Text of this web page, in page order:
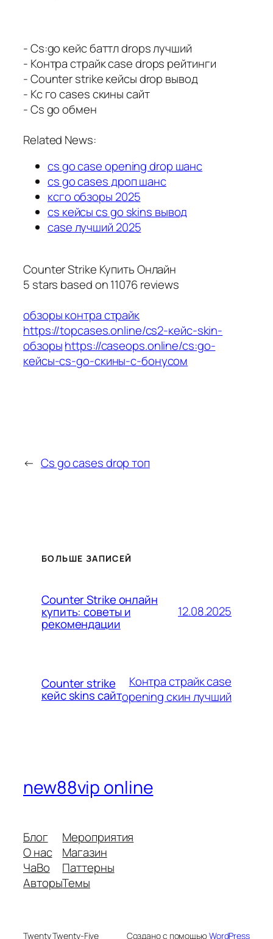
- Cs:go кейс баттл drops лучший
- Контра страйк case drops рейтинги
- Counter strike кейсы drop вывод
- Кс го cases скины сайт
- Cs go обмен
Related News:
cs go case opening drop шанс
cs go cases дроп шанс
ксго обзоры 2025
cs кейсы cs go skins вывод
case лучший 2025
Counter Strike Купить Онлайн
5 stars based on11076reviews
обзоры контра страйк
https://topcases.online/cs2-кейс-skin-
обзорыhttps://caseops.online/cs:go-
кейсы-cs-go-скины-с-бонусом
← Cs go cases drop топ
БОЛЬШЕ ЗАПИСЕЙ
Counter Strike онлайн
купить: советы и
рекомендации
12.08.2025
Counter strike
кейс skins сайт
Контра страйк case
opening скин лучший
new88vip online
Блог
О нас
ЧаВо
Авторы
Мероприятия
Магазин
Паттерны
Темы
Twenty Twenty-Five Создано с помощьюWordPress